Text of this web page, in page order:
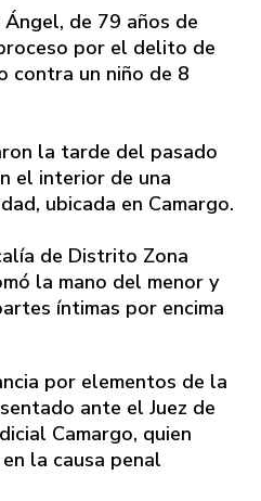
de 79 años de
por el delito de
contra un niño de 8
la tarde del pasado
el interior de una
ubicada en Camargo.
de Distrito Zona
la mano del menor y
íntimas por encima
por elementos de la
ante el Juez de
Camargo, quien
la causa penal